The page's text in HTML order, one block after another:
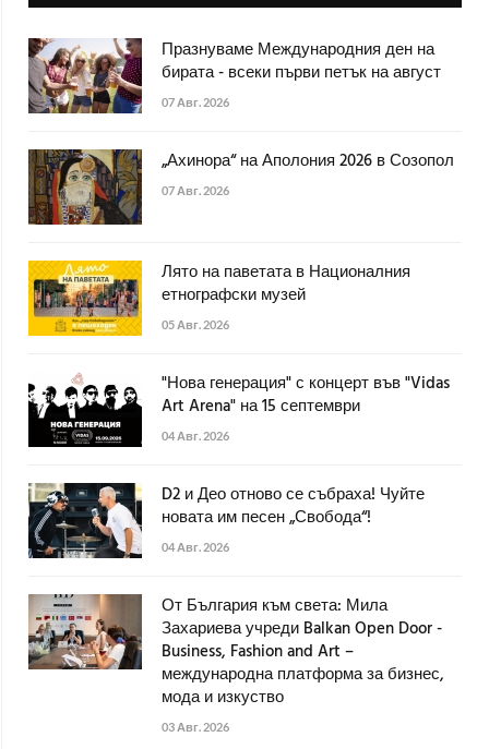
Празнуваме Международния ден на
бирата - всеки първи петък на август
07 Авг. 2026
„Ахинора“ на Аполония 2026 в Созопол
07 Авг. 2026
Лято на паветата в Националния
етнографски музей
05 Авг. 2026
"Нова генерация" с концерт във "Vidas
Art Arena" на 15 септември
04 Авг. 2026
D2 и Део отново се събраха! Чуйте
новата им песен „Свобода“!
04 Авг. 2026
От България към света: Мила
Захариева учреди Balkan Open Door -
Business, Fashion and Art –
международна платформа за бизнес,
мода и изкуство
03 Авг. 2026